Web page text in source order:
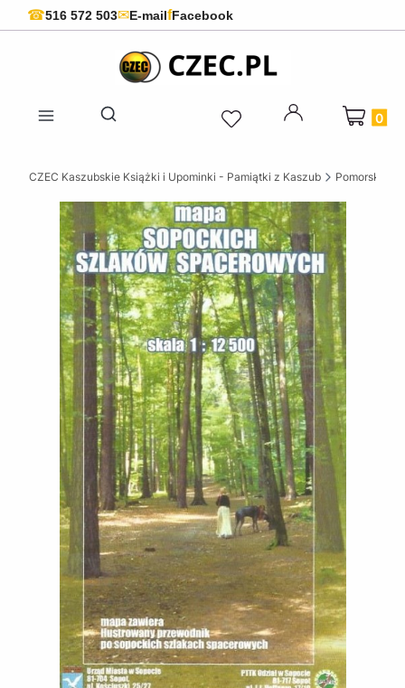
☎516 572 503✉E-mailfFacebook
Otwórz wyszukiwarkę
Produkty
CZEC Kaszubskie Książki i Upominki - Pamiątki z Kaszub Pomorskie